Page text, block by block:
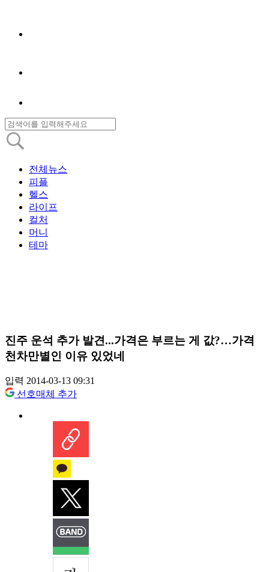
전체뉴스
피플
헬스
라이프
컬처
머니
테마
진주 운석 추가 발견...가격은 부르는 게 값?…가격
천차만별인 이유 있었네
입력 2014-03-13 09:31
선호매체 추가